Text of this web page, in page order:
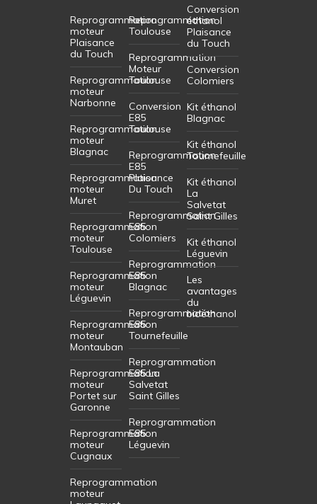
Reprogrammation
moteur
Plaisance
du Touch
Reprogrammation
moteur
Narbonne
Reprogrammation
moteur
Blagnac
Reprogrammation
moteur
Muret
Reprogrammation
moteur
Toulouse
Reprogrammation
moteur
Léguevin
Reprogrammation
moteur
Montauban
Reprogrammation
moteur
Portet sur
Garonne
Reprogrammation
moteur
Cugnaux
Reprogrammation
moteur
Reprogrammation
Toulouse
Reprogrammation
Moteur
Toulouse
Conversion
E85
Toulouse
Reprogrammation
E85
Plaisance
Du Touch
Reprogrammation
E85
Colomiers
Reprogrammation
E85
Blagnac
Reprogrammation
E85
Tournefeuille
Reprogrammation
E85 La
Salvetat
Saint Gilles
Reprogrammation
E85
Léguevin
Conversion
éthanol
Plaisance
du Touch
Conversion
Colomiers
Kit éthanol
Blagnac
Kit éthanol
Tournefeuille
Kit éthanol
La
Salvetat
Saint Gilles
Kit éthanol
Léguevin
Les
avantages
du
bioéthanol